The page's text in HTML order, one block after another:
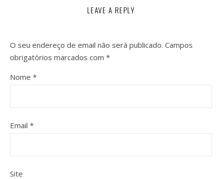
LEAVE A REPLY
O seu endereço de email não será publicado. Campos
obrigatórios marcados com *
Nome *
Email *
Site